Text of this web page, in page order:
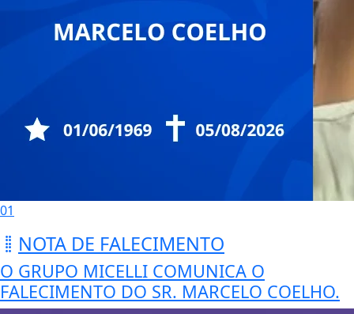
01
NOTA DE FALECIMENTO
O GRUPO MICELLI COMUNICA O
FALECIMENTO DO SR. MARCELO COELHO.